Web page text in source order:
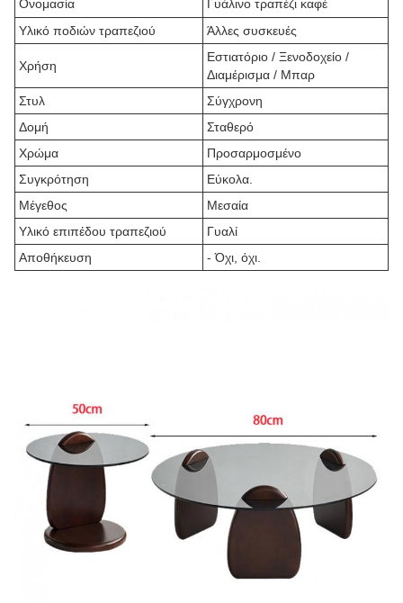
Ονομασία
Γυάλινο τραπέζι καφέ
Υλικό ποδιών τραπεζιού
Άλλες συσκευές
Χρήση
Εστιατόριο / Ξενοδοχείο /
Διαμέρισμα / Μπαρ
Στυλ
Σύγχρονη
Δομή
Σταθερό
Χρώμα
Προσαρμοσμένο
Συγκρότηση
Εύκολα.
Μέγεθος
Μεσαία
Υλικό επιπέδου τραπεζιού
Γυαλί
Αποθήκευση
- Όχι, όχι.